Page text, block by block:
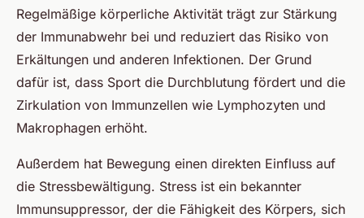
Regelmäßige körperliche Aktivität trägt zur Stärkung
der Immunabwehr bei und reduziert das Risiko von
Erkältungen und anderen Infektionen. Der Grund
dafür ist, dass Sport die Durchblutung fördert und die
Zirkulation von Immunzellen wie Lymphozyten und
Makrophagen erhöht.
Außerdem hat Bewegung einen direkten Einfluss auf
die Stressbewältigung. Stress ist ein bekannter
Immunsuppressor, der die Fähigkeit des Körpers, sich